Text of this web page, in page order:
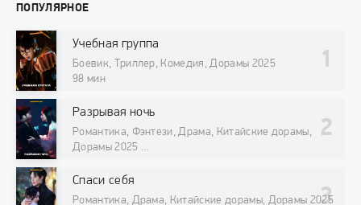
ПОПУЛЯРНОЕ
Учебная группа
Боевик, Триллер, Комедия, Дорамы 2025
98 мин
Разрывая ночь
Романтика, Фэнтези, Драма, Китайские дорамы,
Дорамы 2025
Спаси себя
Романтика, Драма, Китайские дорамы, Дорамы 2025